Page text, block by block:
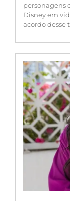
personagens
Disney em
acordo desse